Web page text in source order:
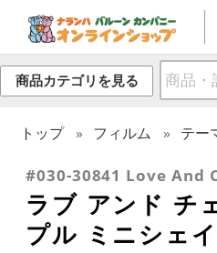
商品カテゴリを見る
トップ フィルム テー
#030-30841 Love And
ラブ アンド チ
プル ミニシェ